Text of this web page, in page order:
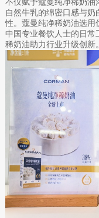
自然牛乳的绵密口感与
性。蔻曼纯净稀奶油选用
中国专业餐饮人士的日常
稀奶油助力行业升级创新。